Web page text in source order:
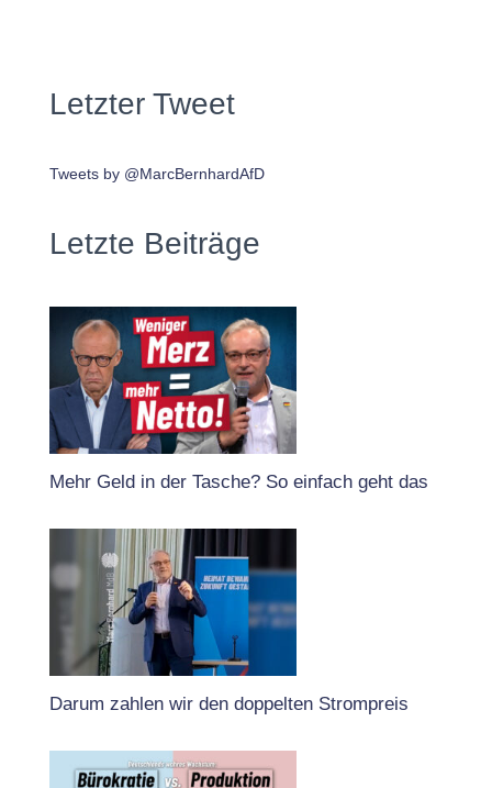
Letzter Tweet
Tweets by @MarcBernhardAfD
Letzte Beiträge
Mehr Geld in der Tasche? So einfach geht das
Darum zahlen wir den doppelten Strompreis